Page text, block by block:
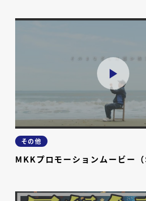
その他
MKKプロモーションムービー